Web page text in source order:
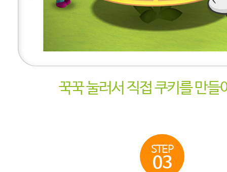
꾹꾹 눌러서 직접 쿠키를 만들
STEP
03